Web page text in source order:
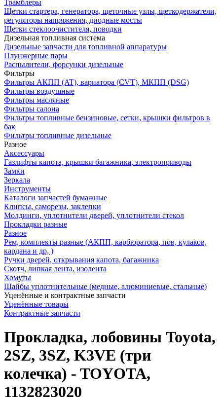
Трамблеры
Щетки стартера, генератора, щеточные узлы, щеткодержатели,
регуляторы напряжения, диодные мосты
Щетки стеклоочистителя, поводки
Дизельная топливная система
Дизельные запчасти для топливной аппаратуры
Плунжерные пары
Распылители, форсунки дизельные
Фильтры
Фильтры АКПП (AT), вариатора (CVT), МКПП (DSG)
Фильтры воздушные
Фильтры масляные
Фильтры салона
Фильтры топливные бензиновые, сетки, крышки фильтров в
бак
Фильтры топливные дизельные
Разное
Аксесcуары
Газлифты капота, крышки багажника, электроприводы
Замки
Зеркала
Инструменты
Каталоги запчастей бумажные
Клипсы, саморезы, заклепки
Молдинги, уплотнители дверей, уплотнители стекол
Прокладки разные
Разное
Рем, комплекты разные (АКПП, карбюратора, пов, кулаков,
кардана и др, )
Ручки дверей, открывания капота, багажника
Скотч, липкая лента, изолента
Хомуты
Шайбы уплотнительные (медные, алюминиевые, стальные)
Уценённые и контрактные запчасти
Уценённые товары
Контрактные запчасти
Прокладка, лобовины Toyota,
2SZ, 3SZ, K3VE (три
колечка) - TOYOTA,
1132823020